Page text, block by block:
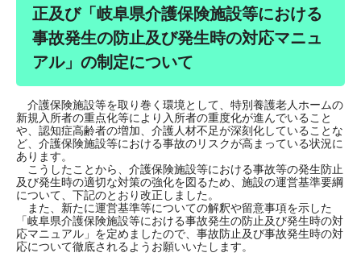
正及び「岐阜県介護保険施設等における
事故発生の防止及び発生時の対応マニュ
アル」の制定について
介護保険施設等を取り巻く環境として、特別養護老人ホームの
新規入所者の重点化等により入所者の重度化が進んでいること
や、認知症高齢者の増加、介護人材不足が深刻化していることな
ど、介護保険施設等における事故のリスクが高まっている状況に
あります。
こうしたことから、介護保険施設等における事故等の発生防止
及び発生時の適切な対策の強化を図るため、施設の運営基準要綱
について、下記のとおり改正しました。
また、新たに運営基準等についての解釈や留意事項を示した
「岐阜県介護保険施設等における事故発生の防止及び発生時の対
応マニュアル」を定めましたので、事故防止及び事故発生時の対
応について徹底されるようお願いいたします。